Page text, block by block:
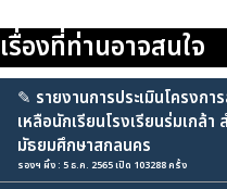
เรื่องที่ท่านอาจสนใจ
✎ รายงานการประเมินโครงก
เหลือนักเรียนโรงเรียนร่มเกล้
มัธยมศึกษาสกลนคร
รองฯ ผึ้ง : 5 ธ.ค. 2565 เปิด 103288 ครั้ง